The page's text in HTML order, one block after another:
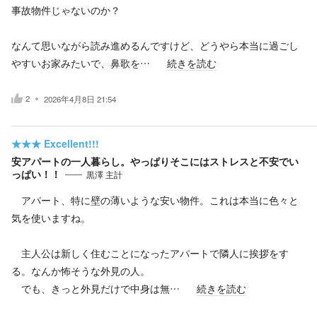
事故物件じゃないのか？
なんて思いながら読み進めるんですけど、どうやら本当に過ごし
やすいお家みたいで、鼻歌を…
続きを読む
2 2026年4月8日 21:54
★★★ Excellent!!!
安アパートの一人暮らし。やっぱりそこにはストレスと不安でい
っぱい！！
黒澤 主計
アパート、特に壁の薄いような安い物件。これは本当に色々と
気を使いますね。
主人公は新しく住むことになったアパートで隣人に挨拶をす
る。なんか怖そうな外見の人。
でも、きっと外見だけで中身は無…
続きを読む